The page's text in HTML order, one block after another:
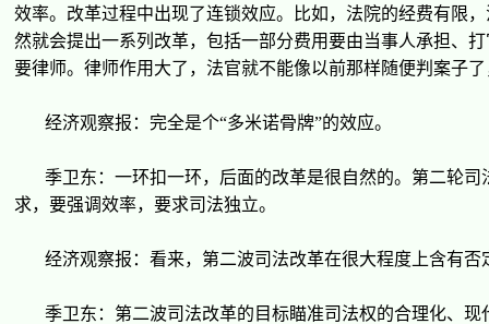
效率。改革过程中出现了连锁效应。比如，法院的经费有限，
然就会提出一系列改革，包括一部分费用要由当事人承担、
要律师。律师作用大了，法官就不能像以前那样随便判案子
经济观察报 ：完全是个“多米诺骨牌”的效应。
季卫东 ：一环扣一环，后面的改革是很自然的。第二轮司
求，要强调效率，要求司法独立。
经济观察报 ：看来，第二波司法改革在很大程度上含有
季卫东 ：第二波司法改革的目标瞄准司法权的合理化、 现